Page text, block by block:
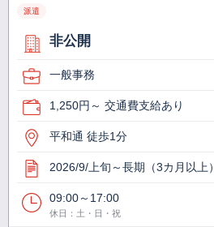
派遣
非公開
一般事務
1,250円～ 交通費支給あり
平和通 徒歩1分
2026/9/上旬～長期（3カ月以上）
09:00～17:00
休日：土・日・祝